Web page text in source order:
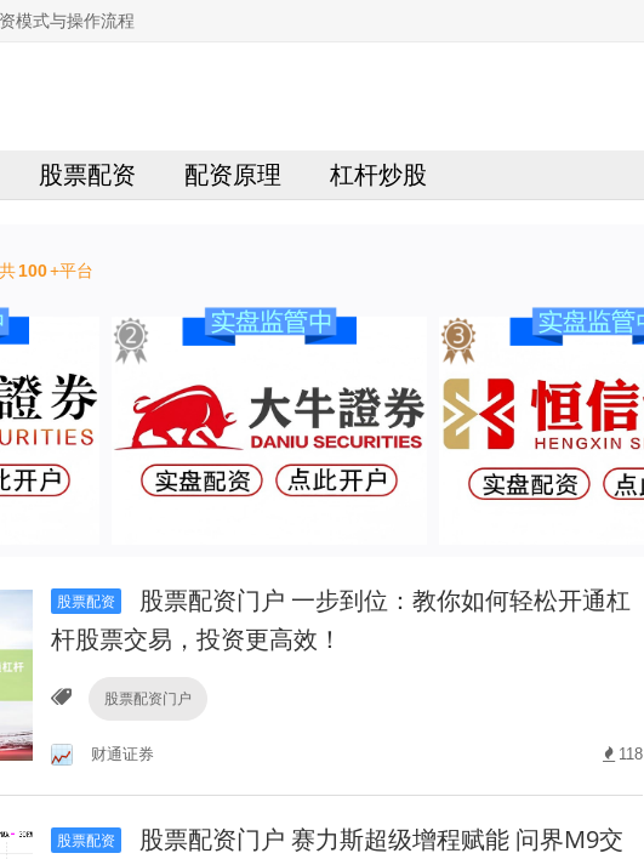
模式与操作流程
股票配资 配资原理 杠杆炒股
共100+平台
股票配资
股票配资门户 一步到位：教你如何轻松开通杠
杆股票交易，投资更高效！
股票配资门户
财通证券 118
股票配资
股票配资门户 赛力斯超级增程赋能 问界M9交